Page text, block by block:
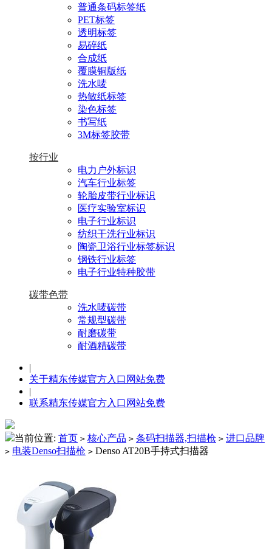
普通条码标签纸
PET标签
透明标签
易碎纸
合成纸
覆膜铜版纸
洗水唛
热敏纸标签
染色标签
书写纸
3M标签胶带
按行业
电力户外标识
汽车行业标签
轮胎皮带行业标识
医疗实验室标识
电子行业标识
纺织干洗行业标识
陶瓷卫浴行业标签标识
钢铁行业标签
电子行业特种胶带
碳带色带
洗水唛碳带
常规型碳带
耐磨碳带
耐酒精碳带
|
关于精东传媒官方入口网站免费
|
联系精东传媒官方入口网站免费
当前位置: 首页 > 核心产品 > 条码扫描器,扫描枪 > 进口品牌
> 电装Denso扫描枪 > Denso AT20B手持式扫描器